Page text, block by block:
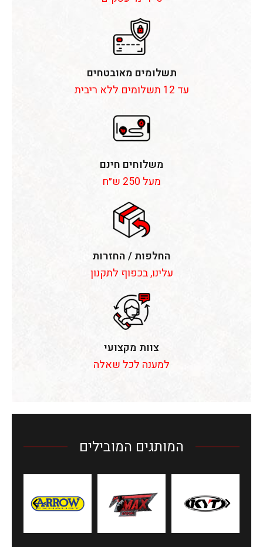
תשלומים מאובטחים
עד 12 תשלומים ללא ריבית
משלוחים חינם
מעל 250 ש״ח
החלפות / החזרות
עלינו, בכפוף לתקנון
צוות מקצועי
למענה לכל שאלה
המותגים המובילים